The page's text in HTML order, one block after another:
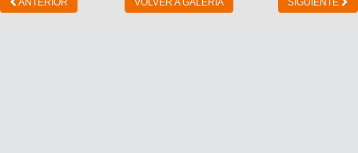
ANTERIOR VOLVER A GALERIA SIGUIENTE